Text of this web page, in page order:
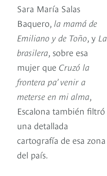
Sara María Salas
Baquero, la mamá de
Emiliano y de Toño , y La
brasilera , sobre esa
mujer que Cruzó la
frontera pa’ venir a
meterse en mi alma
Escalona también filtró
una detallada
cartografía de esa zona
del país.